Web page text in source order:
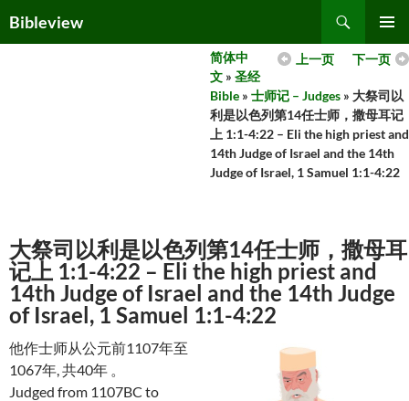
toBibleview
MENU
下一页
上一页
简体中
文 » 圣经
Bible » 士师记 – Judges » 大祭司以
利是以色列第14任士师，撒母耳记
上 1:1-4:22 – Eli the high priest and
14th Judge of Israel and the 14th
Judge of Israel, 1 Samuel 1:1-4:22
大祭司以利是以色列第14任士师，撒母耳
记上 1:1-4:22 – Eli the high priest and
14th Judge of Israel and the 14th Judge
of Israel, 1 Samuel 1:1-4:22
他作士师从公元前1107年至
1067年, 共40年 。
Judged from 1107BC to